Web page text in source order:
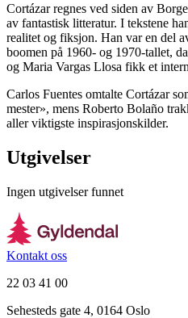
Cortázar regnes ved siden av
av fantastisk litteratur. I tekstene
realitet og fiksjon. Han var en del
boomen på 1960- og 1970-tallet,
og Maria Vargas Llosa fikk et
Carlos Fuentes omtalte Cortázar
mester», mens Roberto Bolaño
aller viktigste inspirasjonskilder.
Utgivelser
Ingen utgivelser funnet
Kontakt oss
22 03 41 00
Sehesteds gate 4, 0164 Oslo